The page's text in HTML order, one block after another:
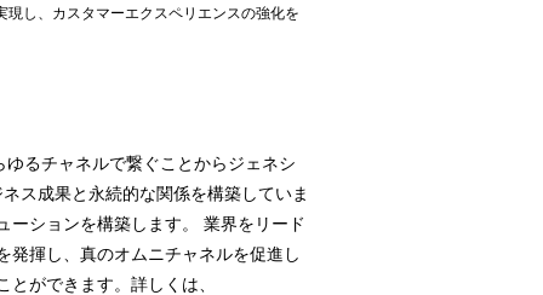
し、カスタマーエクスペリエンスの強化を
るチャネルで繋ぐことからジェネシ
ス成果と永続的な関係を構築していま
ーションを構築します。 業界をリード
発揮し、真のオムニチャネルを促進し
ができます。詳しくは、